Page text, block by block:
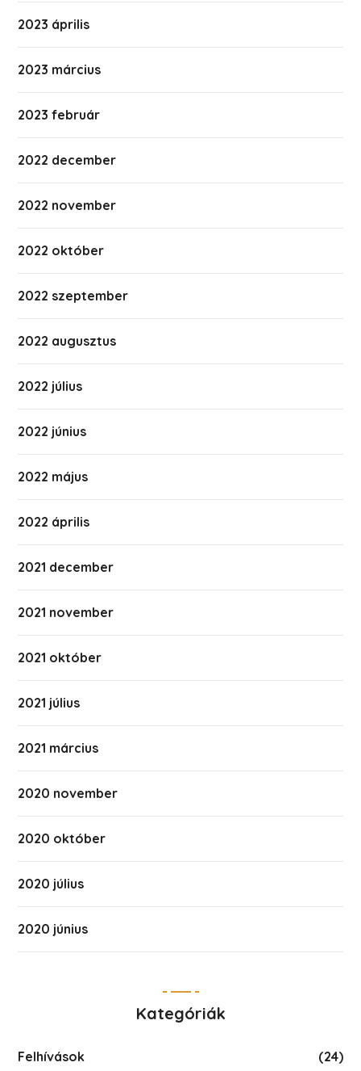
2023 április
2023 március
2023 február
2022 december
2022 november
2022 október
2022 szeptember
2022 augusztus
2022 július
2022 június
2022 május
2022 április
2021 december
2021 november
2021 október
2021 július
2021 március
2020 november
2020 október
2020 július
2020 június
Kategóriák
Felhívások (24)